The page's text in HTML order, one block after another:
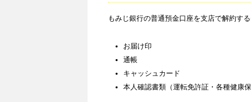
もみじ銀行の普通預金口座を支店で解約す
お届け印
通帳
キャッシュカード
本人確認書類（運転免許証・各種健康保